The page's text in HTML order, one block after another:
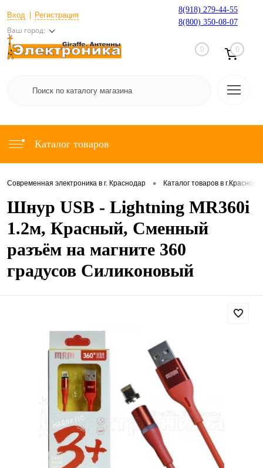
Вход Регистрация
Ваш город:
8(918) 279-44-55
8(800) 350-08-07
0 0
Каталог товаров
Современная электроника в г. Краснодар • Каталог товаров в
Шнур USB - Lightning MR360i
1.2м, Красный, Сменный
разъём на магните 360
градусов Силиконовый